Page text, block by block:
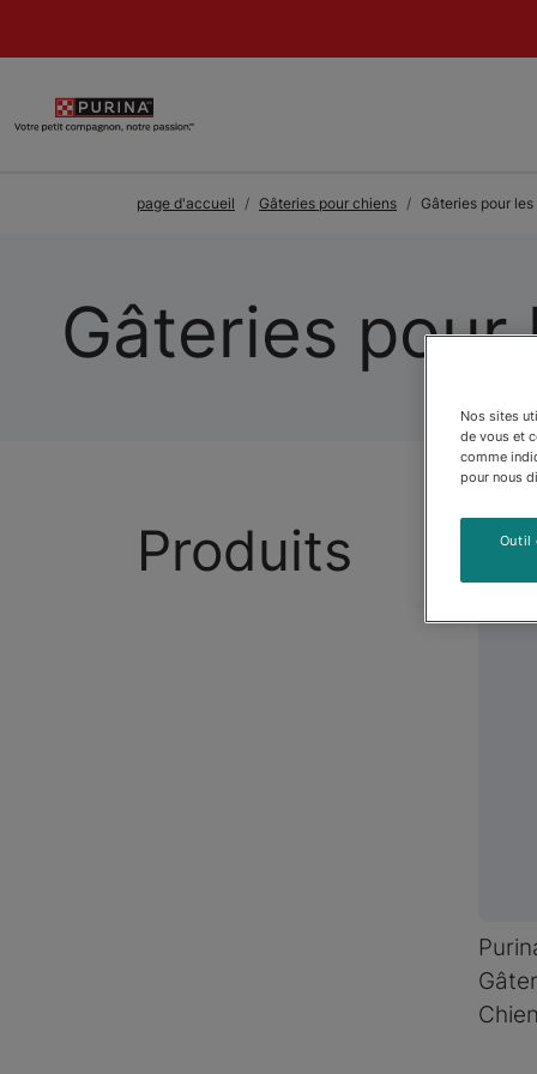
page d'accueil Gâteries pour chiens Gâteries pour
Gâteries pour
Produits
Nos sites
de vous et
comme
pour nous
Outil